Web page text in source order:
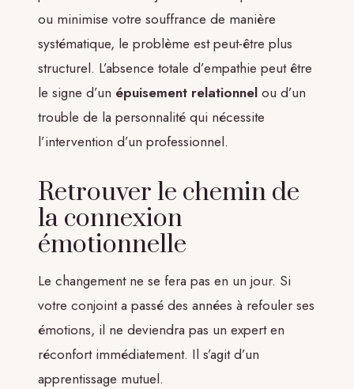
ou minimise votre souffrance de manière
systématique, le problème est peut-être plus
structurel. L’absence totale d’empathie peut être
le signe d’un épuisement relationnel ou d’un
trouble de la personnalité qui nécessite
l’intervention d’un professionnel.
Retrouver le chemin de
la connexion
émotionnelle
Le changement ne se fera pas en un jour. Si
votre conjoint a passé des années à refouler ses
émotions, il ne deviendra pas un expert en
réconfort immédiatement. Il s’agit d’un
apprentissage mutuel.